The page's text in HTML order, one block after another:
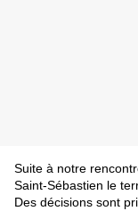
Suite à notre
Saint-Sébastien le
Des décisions sont